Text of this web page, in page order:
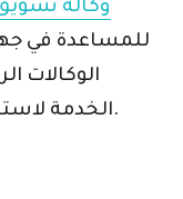
وكالة
للمساعدة في
الوكالات
الخدمة لاستيعاب الشركات الكبيرة والصغيرة.